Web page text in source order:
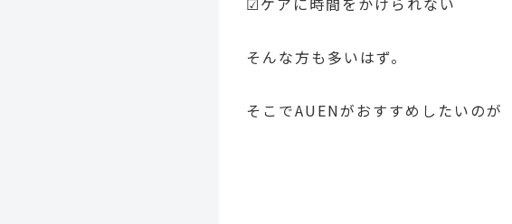
そんな方も多いはず。
そこでAUENがおすすめしたいのが